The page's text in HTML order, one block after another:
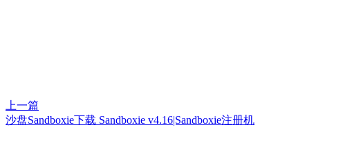
上一篇
沙盘Sandboxie下载 Sandboxie v4.16|Sandboxie注册机